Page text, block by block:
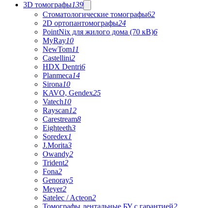
3D томографы139
Стоматологические томографы62
2D ортопантомографы24
PointNix для жилого дома (70 кВ)6
MyRay10
NewTom11
Castellini2
HDX Dentri6
Planmeca14
Sirona10
KAVO, Gendex25
Vatech10
Rayscan12
Carestream8
Eighteeth3
Soredex1
J.Morita3
Owandy2
Trident2
Fona2
Genoray5
Meyer2
Satelec / Acteon2
Томографы дентальные БУ с гарантией2